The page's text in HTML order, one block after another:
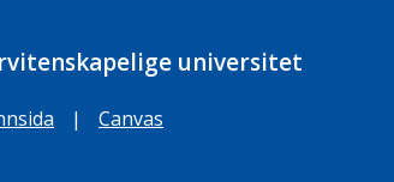
universitet
| Canvas